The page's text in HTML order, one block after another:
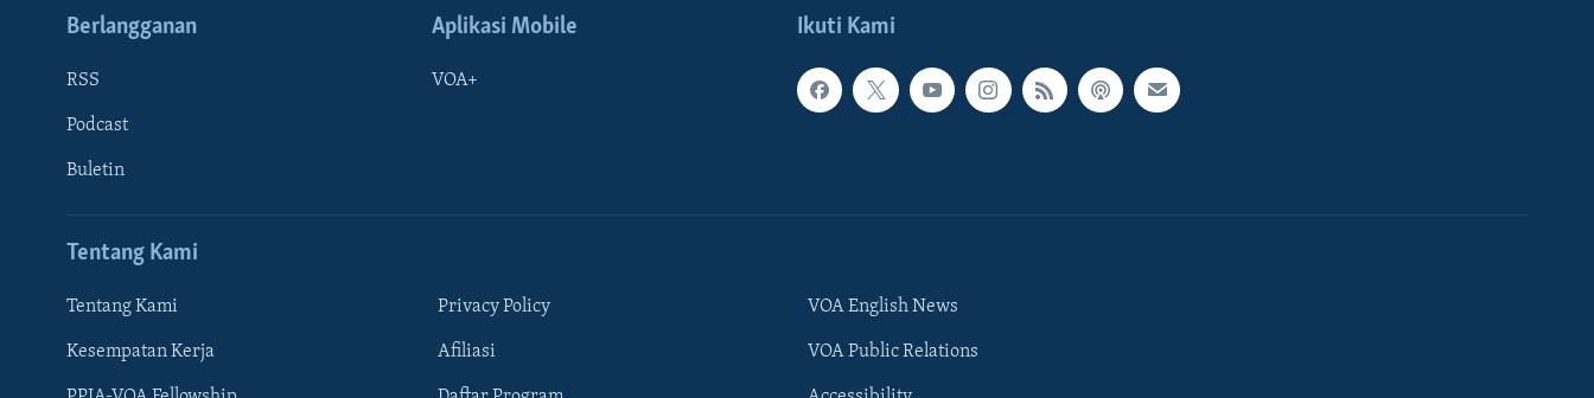
Ikuti Kami
Berlangganan
RSS
Podcast
Buletin
Aplikasi Mobile
VOA+
Tentang Kami
Tentang Kami
Kesempatan Kerja
Privacy Policy
Afiliasi
VOA English News
VOA Public Relations